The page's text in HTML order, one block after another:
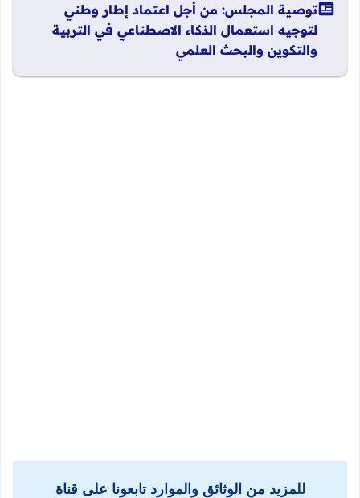
توصية المجلس: من أجل اعتماد إطار وطني
لتوجيه استعمال الذكاء الاصطناعي في التربية
والتكوين والبحث العلمي
للمزيد من الوثائق والموارد تابعونا على قناة